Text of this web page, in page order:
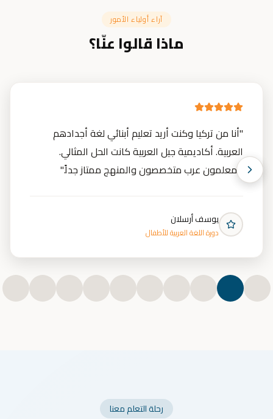
آراء أولياء الأمور
ماذا قالوا عنّا؟
"أنا من تركيا وكنت أريد تعليم أبنائي لغة أجدادهم
العربية. أكاديمية جيل العربية كانت الحل المثالي.
المعلمون عرب متخصصون والمنهج ممتاز جداً."
يوسف أرسلان
دورة اللغة العربية للأطفال
رحلة التعلم معنا